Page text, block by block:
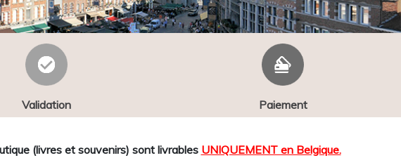
Validation Paiement
(livres et souvenirs) sont livrables UNIQUEMENT en Belgique.